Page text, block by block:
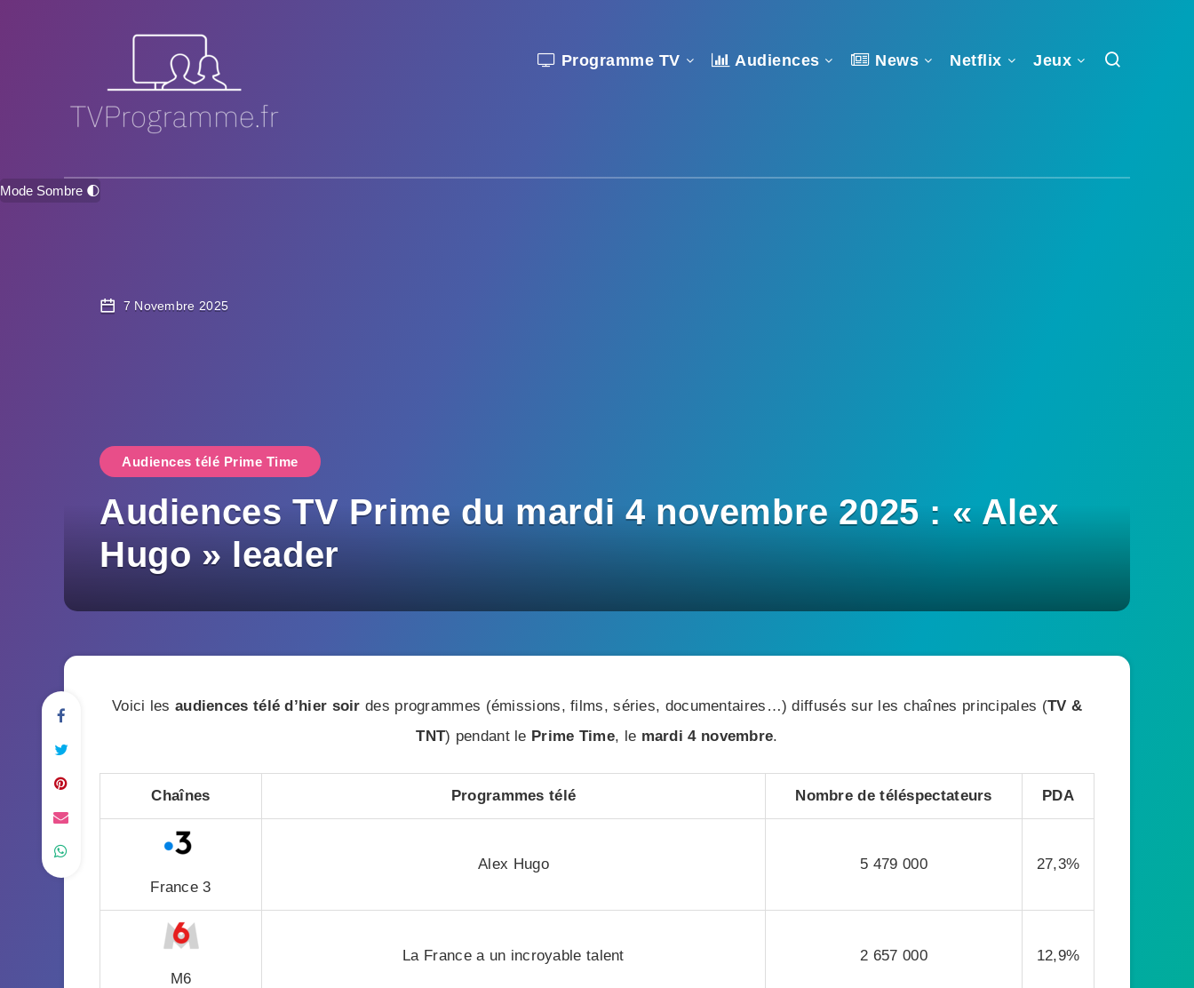
Programme TV Audiences News Netflix Jeux
Mode Sombre 🌓
7 Novembre 2025
Audiences télé Prime Time
Audiences TV Prime du mardi 4 novembre 2025 : « Alex
Hugo » leader
Voici les audiences télé d’hier soir des programmes (émissions, films, séries, documentaires…) diffusés sur les chaînes principales (TV &
TNT) pendant le Prime Time, le mardi 4 novembre.
Chaînes Programmes télé Nombre de téléspectateurs PDA
France 3
Alex Hugo 5 479 000 27,3%
M6
La France a un incroyable talent 2 657 000 12,9%